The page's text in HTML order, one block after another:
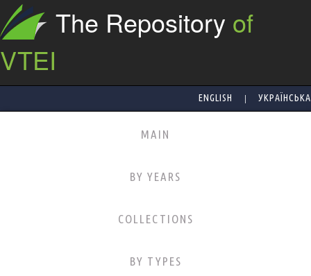
The Repository of
VTEI
ENGLISH | УКРАЇНСЬКА
MAIN
BY YEARS
COLLECTIONS
BY TYPES